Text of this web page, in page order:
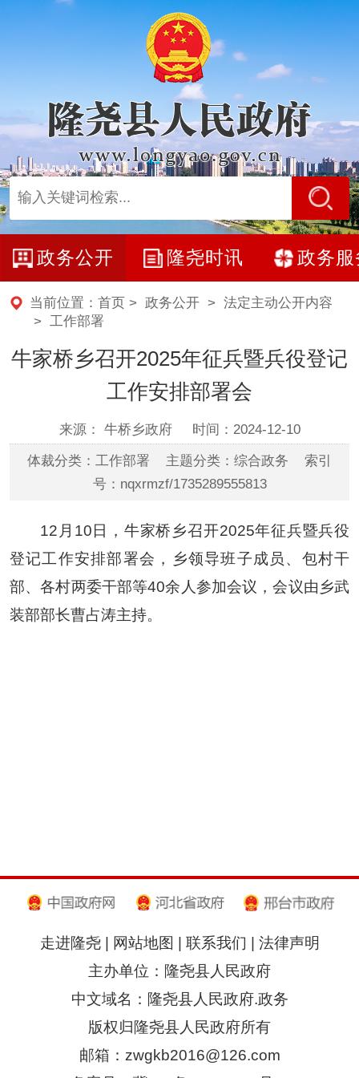
政务公开 隆尧时讯 政务服
当前位置： 首页 > 政务公开> 法定主动公开内容
> 工作部署
牛家桥乡召开2025年征兵暨兵役登记
工作安排部署会
来源： 牛桥乡政府 时间：2024-12-10
体裁分类：工作部署 主题分类：综合政务 索引
号：nqxrmzf/1735289555813
12月10日，牛家桥乡召开2025年征兵暨兵役
登记工作安排部署会，乡领导班子成员、包村干
部、各村两委干部等40余人参加会议，会议由乡武
装部部长曹占涛主持。
走进隆尧| 网站地图 联系我们
法律声明
主办单位：隆尧县人民政府
中文域名：隆尧县人民政府.政务
版权归隆尧县人民政府所有
邮箱：zwgkb2016@126.com